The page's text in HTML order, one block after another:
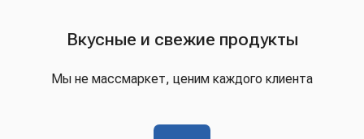
Вкусные и свежие продукты
Мы не массмаркет, ценим каждого клиента